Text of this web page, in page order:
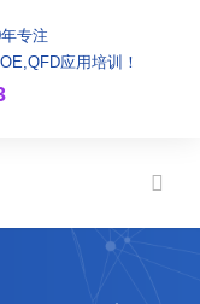
专注
应用培训！